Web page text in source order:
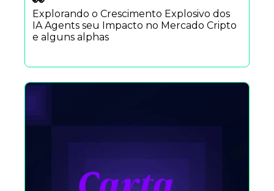
Explorando o Crescimento Explosivo dos
IA Agents seu Impacto no Mercado Cripto
e alguns alphas